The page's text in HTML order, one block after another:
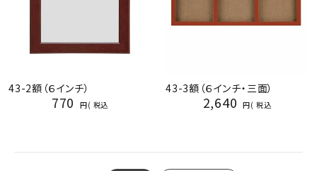
デイサービス／
最新のチラシはこちら
43-2額（６インチ）
770 税込
43-3額（６インチ・三面）
2,640 税込